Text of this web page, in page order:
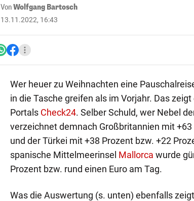
VonWolfgang Bartosch
13.11.2022, 16:43
Wer heuer zu Weihnachten eine
in die Tasche greifen als im Vorjahr. Das
Portals Check24. Selber Schuld, wer Nebel
verzeichnet demnach Großbritannien mit
und der Türkei mit +38 Prozent bzw. +22
spanische Mittelmeerinsel Mallorca wurde
Prozent bzw. rund einen Euro am Tag.
Was die Auswertung (s. unten) ebenfalls